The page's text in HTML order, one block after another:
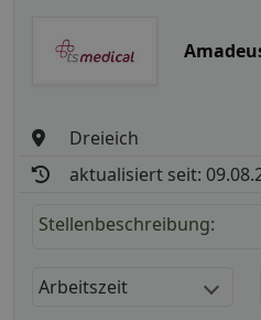
Dreieich
aktualisiert seit:
Stellenbeschreibung:
Arbeitszeit